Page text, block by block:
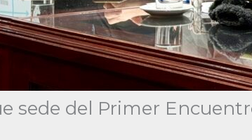
sede del Primer